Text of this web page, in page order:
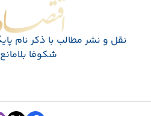
نقل و نشر مطالب با ذکر نام
شکوفا